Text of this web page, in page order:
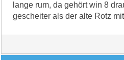
lange rum, da gehört win 8
gescheiter als der alte Rotz